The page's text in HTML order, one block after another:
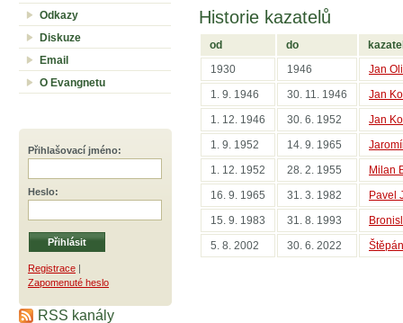
Odkazy
Diskuze
Email
O Evangnetu
Přihlašovací jméno:
Heslo:
Registrace |
Zapomenuté heslo
RSS kanály
Historie kazatelů
od do
1930
1946
Jan
1. 9. 1946
30. 11. 1946
Jan
1. 12. 1946
30. 6. 1952
Jan
1. 9. 1952
14. 9. 1965
1. 12. 1952
28. 2. 1955
Milan
16. 9. 1965
31. 3. 1982
Pavel
15. 9. 1983
31. 8. 1993
5. 8. 2002
30. 6. 2022